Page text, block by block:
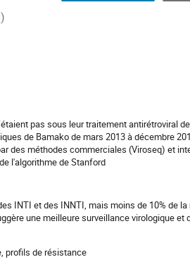
pas sous leur traitement antirétroviral
de Bamako de mars 2013 à décembre
des méthodes commerciales (Viroseq) et
l'algorithme de Stanford
INTI et des INNTI, mais moins de 10% de la
une meilleure surveillance virologique et
profils de résistance